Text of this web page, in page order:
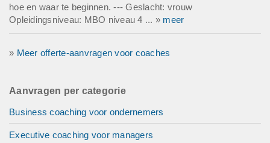
hoe en waar te beginnen. --- Geslacht: vrouw
Opleidingsniveau: MBO niveau 4 ... » meer
» Meer offerte-aanvragen voor coaches
Aanvragen per categorie
Business coaching voor ondernemers
Executive coaching voor managers